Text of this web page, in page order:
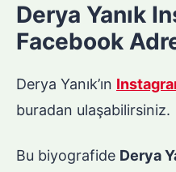
Derya Yanık
Facebook
Derya Yanık’ın
buradan ulaşabilirsiniz.
Bu biyografide Derya